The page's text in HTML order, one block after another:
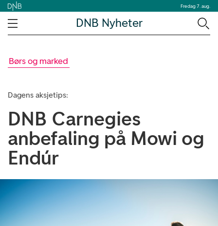
Fredag 7. aug.
DNB Nyheter
Børs og marked
Dagens aksjetips:
DNB Carnegies
anbefaling på Mowi og
Endúr